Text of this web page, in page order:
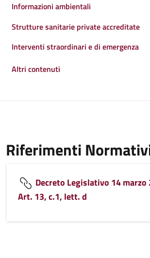
Informazioni ambientali
Strutture sanitarie private accreditate
Interventi straordinari e di emergenza
Altri contenuti
Riferimenti
Decreto Legislativo 14 marzo
Art. 13, c.1, lett. d